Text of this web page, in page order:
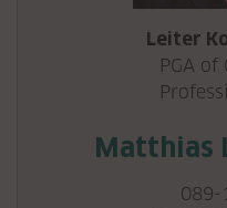
Leiter
PGA of
Matthias
089-